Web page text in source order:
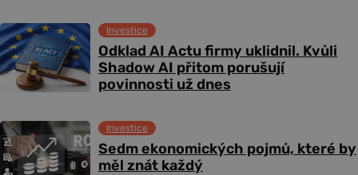
Odklad AI Actu firmy uklidnil. Kvůli
Shadow AI přitom porušují
povinnosti už dnes
Investice
Sedm ekonomických pojmů, které by
měl znát každý
Investice